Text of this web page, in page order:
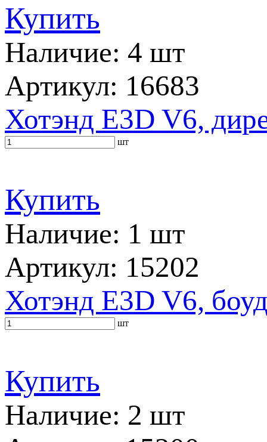
Купить
Наличие: 4 шт
Артикул: 16683
Хотэнд E3D V6,
шт
Купить
Наличие: 1 шт
Артикул: 15202
Хотэнд E3D V6,
шт
Купить
Наличие: 2 шт